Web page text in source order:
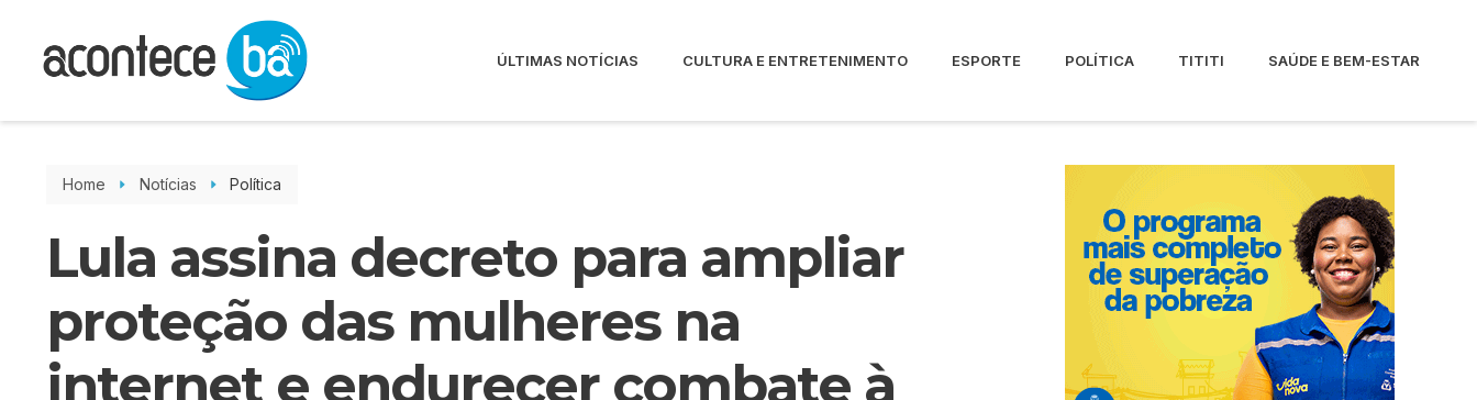
ÚLTIMAS NOTÍCIAS CULTURA E ENTRETENIMENTO ESPORTE POLÍTICA TITITI SAÚDE E BEM-ESTAR
Home Notícias Política
Lula assina decreto para ampliar
proteção das mulheres na
internet e endurecer combate à